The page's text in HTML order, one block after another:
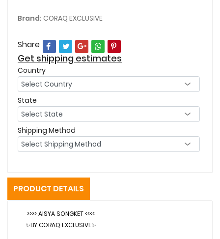
Brand: CORAQ EXCLUSIVE
Share
Get shipping estimates
Country
State
Shipping Method
PRODUCT DETAILS
>>>> AISYA SONGKET <<<<
✨BY CORAQ EXCLUSIVE✨